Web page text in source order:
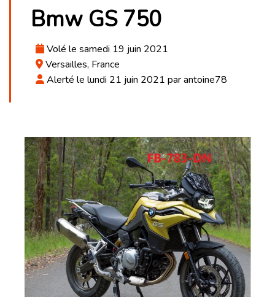
Bmw GS 750
Volé le samedi 19 juin 2021
Versailles, France
Alerté le lundi 21 juin 2021 par antoine78